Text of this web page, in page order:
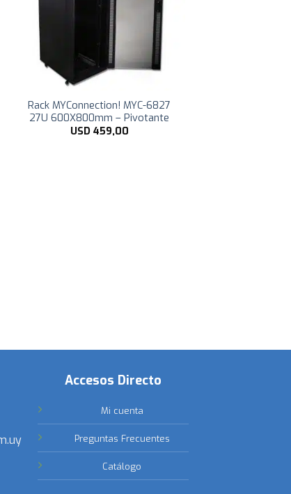
Rack MYConnection! MYC-6827
27U 600X800mm – Pivotante
USD 459,00
Accesos Directo
Mi cuenta
Preguntas Frecuentes
Catálogo